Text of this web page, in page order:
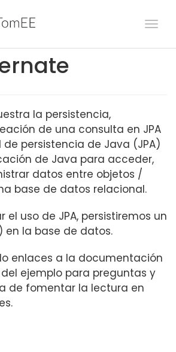
la persistencia,
de una consulta en JPA
de persistencia de Java (JPA)
de Java para acceder,
datos entre objetos /
base de datos relacional.
el uso de JPA, persistiremos un
en la base de datos.
enlaces a la documentación
ejemplo para preguntas y
de fomentar la lectura en